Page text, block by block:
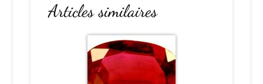
Articles similaires